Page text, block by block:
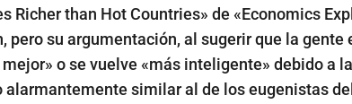
Richer than Hot Countries» de «Economics
pero su argumentación, al sugerir que la gente
mejor» o se vuelve «más inteligente» debido a
alarmantemente similar al de los eugenistas